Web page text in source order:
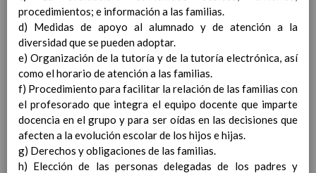
InterrelaciÃ³n de las inteligencias
mÃºltiples con los objetivos generales
y de Ã¡reas curriculares.
Competencias bÃ¡sicas
15 noviembre 2019
ProgramaciÃ³n y relaciÃ³n de los
elementos curriculares del 2Âº ciclo de
e. Infantil
15 noviembre 2019
EvaluaciÃ³n 15 noviembre 2019
InterrelaciÃ³n familiar-centro
educativo
AtenciÃ³n a la diversidad
15 noviembre
procedimientos; e información a las familias.
d) Medidas de apoyo al alumnado y de atención a la
diversidad que se pueden adoptar.
e) Organización de la tutoría y de la tutoría electrónica, así
como el horario de atención a las familias.
f) Procedimiento para facilitar la relación de las familias con
el profesorado que integra el equipo docente que imparte
docencia en el grupo y para ser oídas en las decisiones que
afecten a la evolución escolar de los hijos e hijas.
g) Derechos y obligaciones de las familias.
h) Elección de las personas delegadas de los padres y